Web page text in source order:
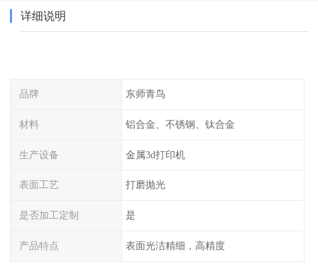
详细说明
品牌 东师青鸟
材料 铝合金、不锈钢、钛合金
生产设备 金属3d打印机
表面工艺 打磨抛光
是否加工定制 是
产品特点 表面光洁精细，高精度